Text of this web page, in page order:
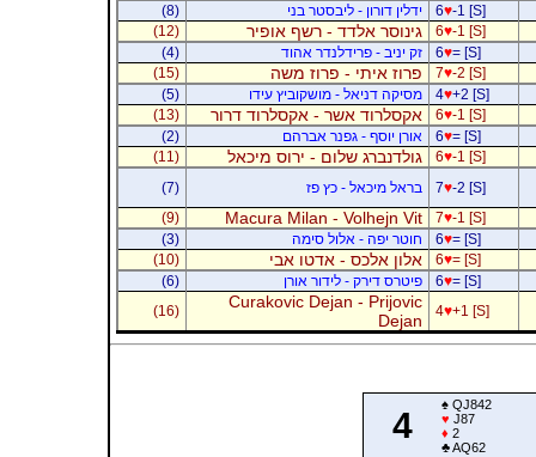
6♥-1 [S] ידלין דורון - ליבסטר בני
(8)
6♥-1 [S] גינוסר אלדד - רשף אופיר
(12)
6♥= [S] זק יניב - פרידלנדר אהוד
(4)
7♥-2 [S] פרוז איתי - פרוז משה
(15)
4♥+2 [S] מסיקה דניאל - מושקוביץ עידו
(5)
6♥-1 [S] אקסלרוד אשר - אקסלרוד דרור
(13)
6♥= [S] אורן יוסף - גפנר אברהם
(2)
6♥-1 [S] גולדנברג שלום - ירוס מיכאל
(11)
7♥-2 [S] בראל מיכאל - כץ פז
(7)
7♥-1 [S]
Macura Milan - Volhejn Vit
(9)
6♥= [S] חוטר יפה - אלול סימה
(3)
6♥= [S] אלון אלכס - אדטו אבי
(10)
6♥= [S] פיטרס דירק - לידור אורן
(6)
4♥+1 [S]
Curakovic Dejan - Prijovic
Dejan
(16)
4
♠QJ842
♥ J87
♦ 2
♣AQ62